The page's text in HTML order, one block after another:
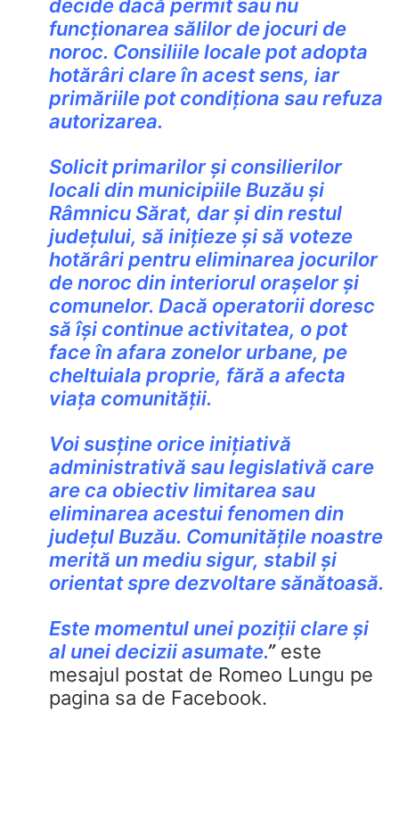
decide dacă permit sau nu
funcționarea sălilor de jocuri de
noroc. Consiliile locale pot adopta
hotărâri clare în acest sens, iar
primăriile pot condiționa sau refuza
autorizarea.
Solicit primarilor și consilierilor
locali din municipiile Buzău și
Râmnicu Sărat, dar și din restul
județului, să inițieze și să voteze
hotărâri pentru eliminarea jocurilor
de noroc din interiorul orașelor și
comunelor. Dacă operatorii doresc
să își continue activitatea, o pot
face în afara zonelor urbane, pe
cheltuiala proprie, fără a afecta
viața comunității.
Voi susține orice inițiativă
administrativă sau legislativă care
are ca obiectiv limitarea sau
eliminarea acestui fenomen din
județul Buzău. Comunitățile noastre
merită un mediu sigur, stabil și
orientat spre dezvoltare sănătoasă.
Este momentul unei poziții clare și
al unei decizii asumate.”este
mesajul postat de Romeo Lungu pe
pagina sa de Facebook.